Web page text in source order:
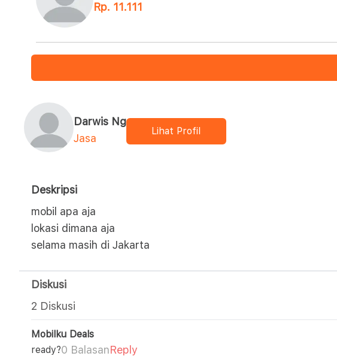
Rp. 11.111
Darwis Ng
Jasa
Lihat Profil
Deskripsi
mobil apa aja
lokasi dimana aja
selama masih di Jakarta
Diskusi
2 Diskusi
Mobilku Deals
ready?0 BalasanReply